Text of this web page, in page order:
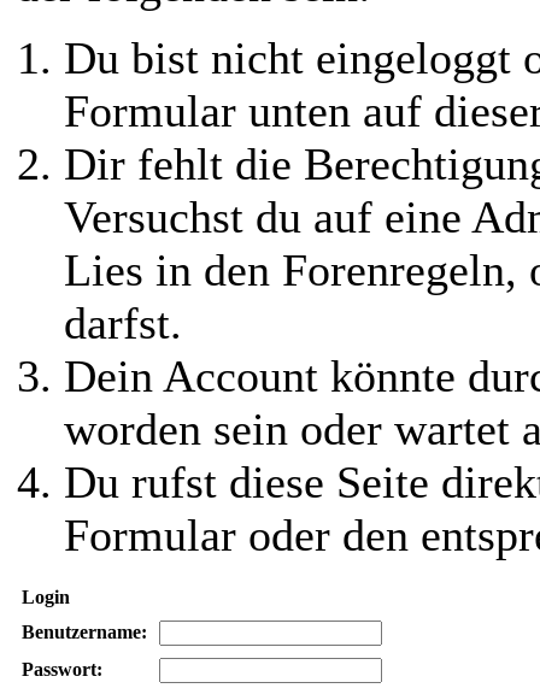
Du bist nicht eingeloggt
Formular unten auf
Dir fehlt die
Versuchst du auf eine
Lies in den Forenregeln,
darfst.
Dein Account könnte
worden sein oder wartet
Du rufst diese Seite
Formular oder den
Login
Benutzername:
Passwort: